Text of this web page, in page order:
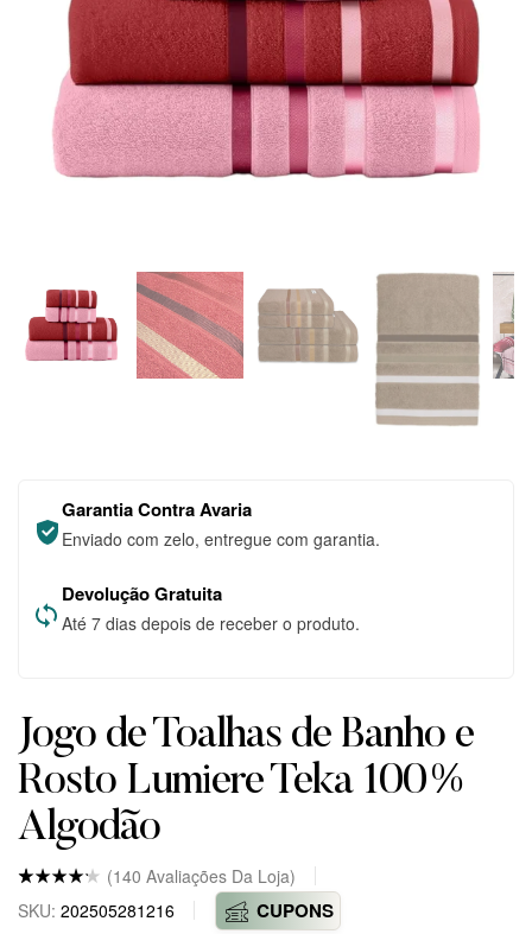
Garantia Contra Avaria
Enviado com zelo, entregue com garantia.
Devolução Gratuita
Até 7 dias depois de receber o produto.
Jogo de Toalhas de Banho e
Rosto Lumiere Teka 100%
Algodão
Nota 4.8
de 5
5
(140 Avaliações Da Loja)
SKU: 202505281216 CUPONS